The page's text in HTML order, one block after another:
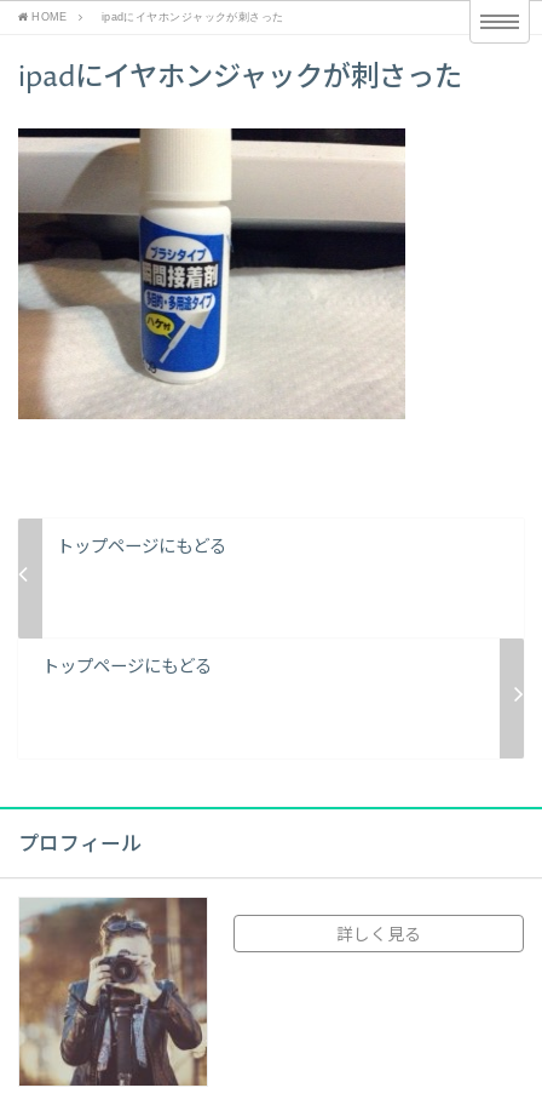
HOME ipadにイヤホンジャックが刺さった
ipadにイヤホンジャックが刺さった
トップページにもどる
トップページにもどる
プロフィール
詳しく見る